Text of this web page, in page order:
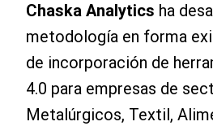
Chaska Analytics ha
metodología en forma
de incorporación de
4.0 para empresas de
Metalúrgicos, Textil,